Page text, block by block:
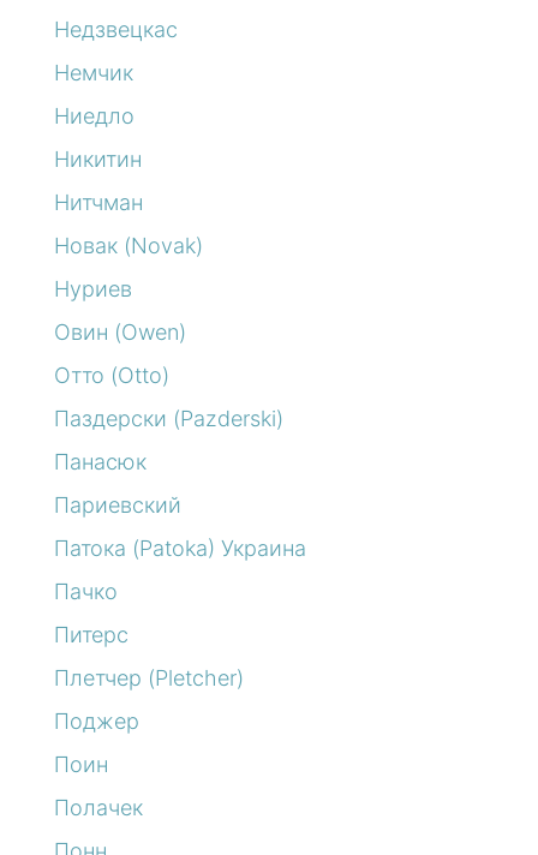
Недзвецкас
Немчик
Ниедло
Никитин
Нитчман
Новак (Novak)
Нуриев
Овин (Owen)
Отто (Otto)
Паздерски (Pazderski)
Панасюк
Париевский
Патока (Patoka) Украина
Пачко
Питерс
Плетчер (Pletcher)
Поджер
Поин
Полачек